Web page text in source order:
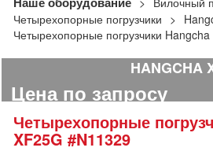
Четырехопорные погрузчики
Четырехопорные погрузчики
HANGCHA
Цена по запросу
Четырехопорные
XF25G #N11329